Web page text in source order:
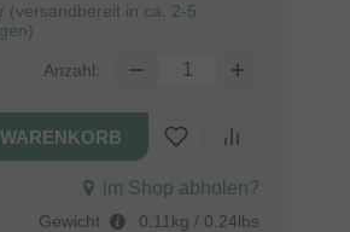
(versandbereit in ca. 2-5
Anzahl:
im Shop abholen?
Gewicht : 0.11kg / 0.24lbs